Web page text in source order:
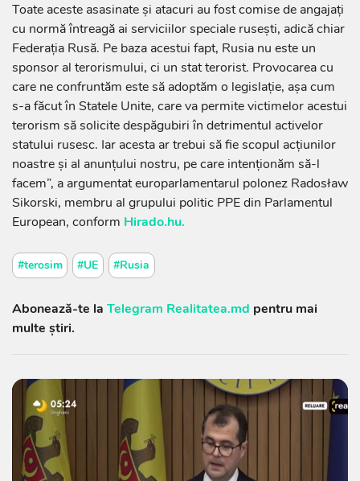
Toate aceste asasinate și atacuri au fost comise de angajați
cu normă întreagă ai serviciilor speciale rusești, adică chiar
Federația Rusă. Pe baza acestui fapt, Rusia nu este un
sponsor al terorismului, ci un stat terorist. Provocarea cu
care ne confruntăm este să adoptăm o legislație, așa cum
s-a făcut în Statele Unite, care va permite victimelor acestui
terorism să solicite despăgubiri în detrimentul activelor
statului rusesc. Iar acesta ar trebui să fie scopul acțiunilor
noastre și al anunțului nostru, pe care intenționăm să-l
facem”, a argumentat europarlamentarul polonez Radosław
Sikorski, membru al grupului politic PPE din Parlamentul
European, conform Hirado.hu.
#terosim #UE #Rusia
Abonează-te la Telegram Realitatea.md pentru mai
multe știri.